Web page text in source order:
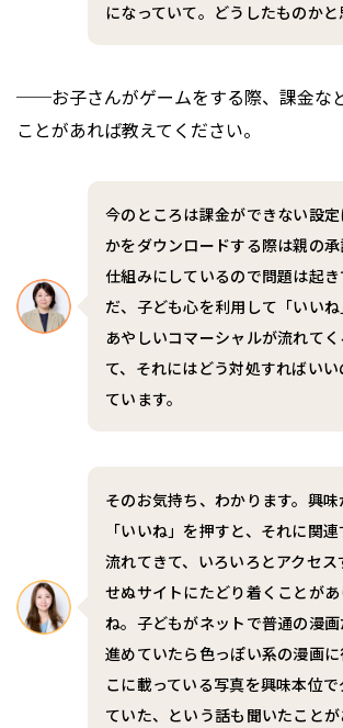
になっていて。どうしたものかと
──お子さんがゲームをする際、課金な
ことがあれば教えてください。
今のところは課金ができない設
かをダウンロードする際は親の
仕組みにしているので問題は起
だ、子ども心を利用して「いいね
あやしいコマーシャルが流れて
て、それにはどう対処すればい
ています。
そのお気持ち、わかります。興
「いいね」を押すと、それに関
流れてきて、いろいろとアクセ
せぬサイトにたどり着くことが
ね。子どもがネットで普通の漫
進めていたら色っぽい系の漫画
こに載っている写真を興味本位
ていた、という話も聞いたことが